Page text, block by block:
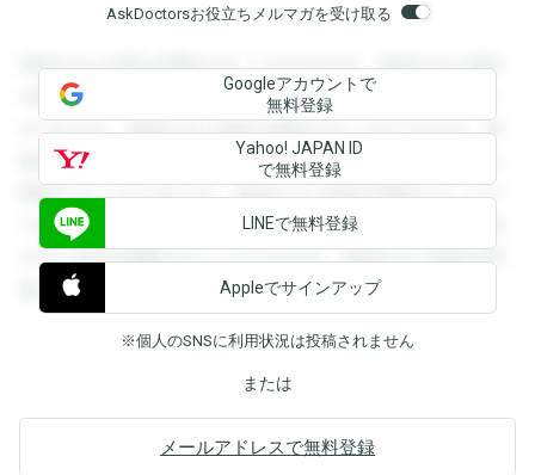
AskDoctorsお役立ちメルマガを受け取る
登録すると回答を閲覧することができます。登録すると回答
を閲覧することができます。登録すると回答を閲覧すること
ができます。登録すると回答を閲覧することができます。登
録すると回答を閲覧することができます。登録すると回答を
閲覧することができます。登録すると回答を閲覧することが
できます。登録すると回答を閲覧することができます。登録
すると回答を閲覧することができます。登録すると回答を閲
覧することができます。
Googleアカウントで
無料登録
Yahoo! JAPAN ID
で無料登録
LINEで無料登録
Appleでサインアップ
※個人のSNSに利用状況は投稿されません
または
メールアドレスで無料登録